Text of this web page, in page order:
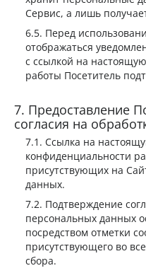
Сервис, а лишь
Перед
отображаться
с ссылкой на
работы Посетитель
Предоставление
согласия на
Ссылка на
конфиденциальности
присутствующих на
данных.
Подтверждение
персональных данных
посредством отметки
присутствующего во
сбора.